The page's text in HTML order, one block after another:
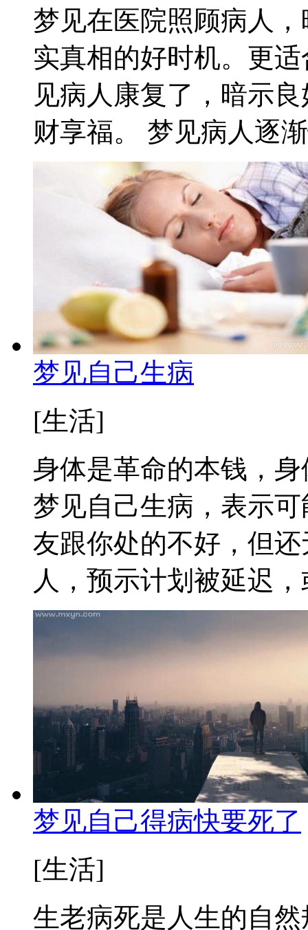
梦见在医院照顾病人
实真相的好时机。更
见病人康复了，暗示
财享福。 梦见病人逐
梦见自己生病
[生活]
身体是革命的本钱，
梦见自己生病，表示
友跟你处的不好，但
人，预示计划被延迟
梦见自己得病快要死了
[生活]
生老病死是人生的自